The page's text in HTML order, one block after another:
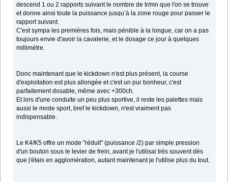
descend 1 ou 2 rapports suivant le nombre de tr/mn que l'on se trouve
et donne ainsi toute la puissance jusqu’à la zone rouge pour passer le
rapport suivant.
C'est sympa les premières fois, mais pénible à la longue, car on a pas
toujours envie d'avoir la cavalerie, et le dosage ce jour à quelques
millimètre.
Donc maintenant que le kickdown n'est plus présent, la course
d'exploitation est plus allongée et c'est un pur bonheur, c'est
parfaitement dosable, même avec +300ch.
Et lors d'une conduite un peu plus sportive, il reste les palettes mais
aussi le mode sport, bref le kickdown, n'est vraiment pas
indispensable.
Le K4/K5 offre un mode "réduit" (puissance /2) par simple pression
d'un bouton sous le levier de frein, avant je l'utilisai très souvent dès
que j'étais en agglomération, autant maintenant je l'utilise plus du tout.